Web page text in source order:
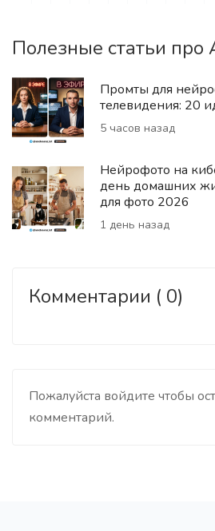
Полезные статьи про
Промты для
телевидения: 20
5 часов назад
Нейрофото на
день домашних
для фото 2026
1 день назад
Комментарии ( 0)
Пожалуйста войдите чтобы
комментарий.